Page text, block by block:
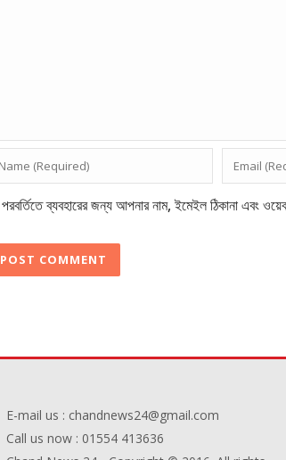
পরবর্তিতে ব্যবহারের জন্য আপনার নাম, ইমেইল ঠিকানা এবং
E-mail us : chandnews24@gmail.com
Call us now : 01554 413636